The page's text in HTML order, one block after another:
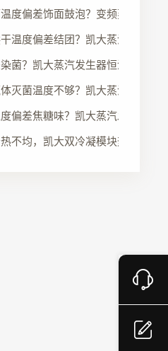
度偏差饰面鼓泡？变频蒸汽发生
温度偏差结团？凯大蒸汽发生器
菌？凯大蒸汽发生器恒温灭菌，
灭菌温度不够？凯大蒸汽发生器
偏差焦糖味？凯大蒸汽发生器恒
不均，凯大双冷凝模块热水机稳